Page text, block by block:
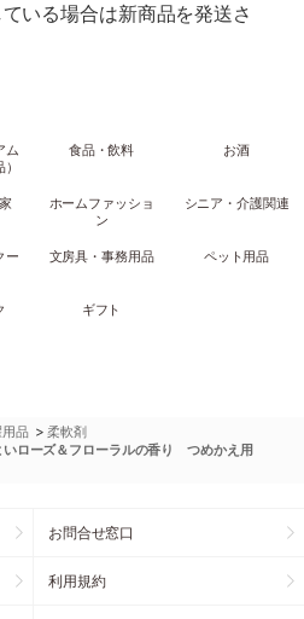
いる場合は新商品を発送さ
ム
食品・飲料 お酒
ホームファッショ
ン
シニア・介護関連
ー
文房具・事務用品 ペット用品
ギフト
品 >柔軟剤
ローズ＆フローラルの香り つめかえ用
お問合せ窓口
利用規約